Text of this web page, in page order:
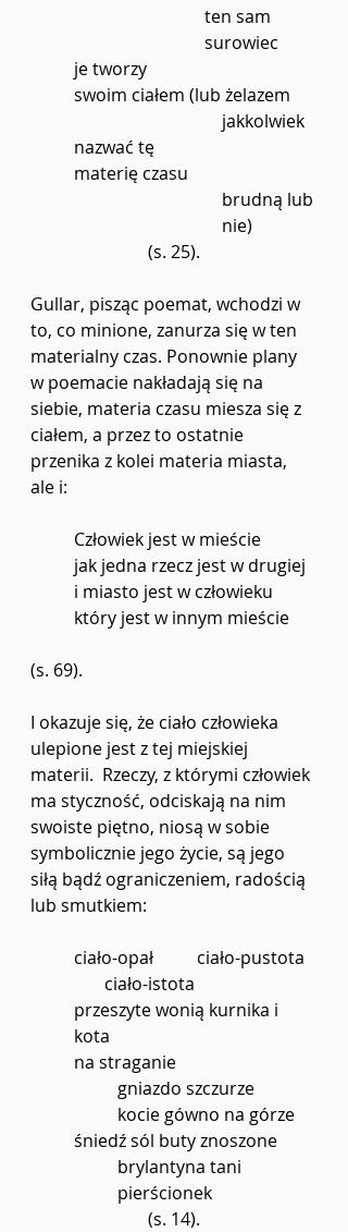
ten sam
surowiec
je tworzy
swoim ciałem (lub żelazem
nazwać tę
materię czasu
			    brudną lub
			    nie)
(s. 25).
Gullar, pisząc poemat, wchodzi w
to, co minione, zanurza się w ten
materialny czas. Ponownie plany
w poemacie nakładają się na
siebie, materia czasu miesza się z
ciałem, a przez to ostatnie
przenika z kolei materia miasta,
ale i:
Człowiek jest w mieście
jak jedna rzecz jest w drugiej
i miasto jest w człowieku
który jest w innym mieście
(s. 69).
I okazuje się, że ciało człowieka
ulepione jest z tej miejskiej
materii.  Rzeczy, z którymi człowiek
ma styczność, odciskają na nim
swoiste piętno, niosą w sobie
symbolicznie jego życie, są jego
siłą bądź ograniczeniem, radością
lub smutkiem:
ciało-opał          ciało-pustota
ciało-istota
przeszyte wonią kurnika i
kota
na straganie
gniazdo szczurze
kocie gówno na górze
śniedź sól buty znoszone
brylantyna tani
pierścionek
(s. 14).